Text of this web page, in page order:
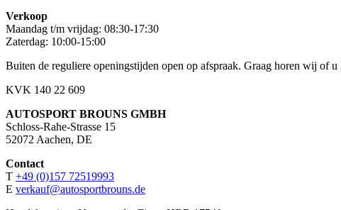
Verkoop
Maandag t/m vrijdag: 08:30-17:30
Zaterdag: 10:00-15:00
Buiten de reguliere openingstijden open op afspraak. Graag horen wij of
KVK 140 22 609
AUTOSPORT BROUNS GMBH
Schloss-Rahe-Strasse 15
52072 Aachen, DE
Contact
T +49 (0)157 72519993
E verkauf@autosportbrouns.de